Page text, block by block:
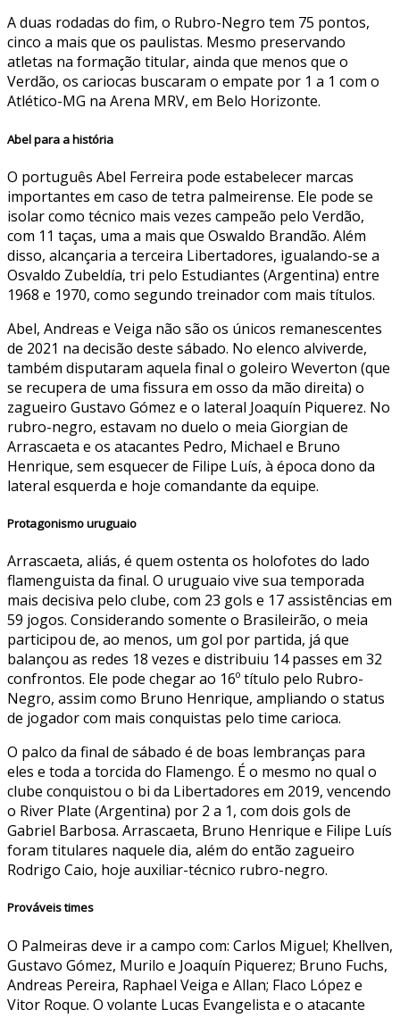
A duas rodadas do fim, o Rubro-Negro tem 75 pontos,
cinco a mais que os paulistas. Mesmo preservando
atletas na formação titular, ainda que menos que o
Verdão, os cariocas buscaram o empate por 1 a 1 com o
Atlético-MG na Arena MRV, em Belo Horizonte.
Abel para a história
O português Abel Ferreira pode estabelecer marcas
importantes em caso de tetra palmeirense. Ele pode se
isolar como técnico mais vezes campeão pelo Verdão,
com 11 taças, uma a mais que Oswaldo Brandão. Além
disso, alcançaria a terceira Libertadores, igualando-se a
Osvaldo Zubeldía, tri pelo Estudiantes (Argentina) entre
1968 e 1970, como segundo treinador com mais títulos.
Abel, Andreas e Veiga não são os únicos remanescentes
de 2021 na decisão deste sábado. No elenco alviverde,
também disputaram aquela final o goleiro Weverton (que
se recupera de uma fissura em osso da mão direita) o
zagueiro Gustavo Gómez e o lateral Joaquín Piquerez. No
rubro-negro, estavam no duelo o meia Giorgian de
Arrascaeta e os atacantes Pedro, Michael e Bruno
Henrique, sem esquecer de Filipe Luís, à época dono da
lateral esquerda e hoje comandante da equipe.
Protagonismo uruguaio
Arrascaeta, aliás, é quem ostenta os holofotes do lado
flamenguista da final. O uruguaio vive sua temporada
mais decisiva pelo clube, com 23 gols e 17 assistências em
59 jogos. Considerando somente o Brasileirão, o meia
participou de, ao menos, um gol por partida, já que
balançou as redes 18 vezes e distribuiu 14 passes em 32
confrontos. Ele pode chegar ao 16º título pelo Rubro-
Negro, assim como Bruno Henrique, ampliando o status
de jogador com mais conquistas pelo time carioca.
O palco da final de sábado é de boas lembranças para
eles e toda a torcida do Flamengo. É o mesmo no qual o
clube conquistou o bi da Libertadores em 2019, vencendo
o River Plate (Argentina) por 2 a 1, com dois gols de
Gabriel Barbosa. Arrascaeta, Bruno Henrique e Filipe Luís
foram titulares naquele dia, além do então zagueiro
Rodrigo Caio, hoje auxiliar-técnico rubro-negro.
Prováveis times
O Palmeiras deve ir a campo com: Carlos Miguel; Khellven,
Gustavo Gómez, Murilo e Joaquín Piquerez; Bruno Fuchs,
Andreas Pereira, Raphael Veiga e Allan; Flaco López e
Vitor Roque. O volante Lucas Evangelista e o atacante